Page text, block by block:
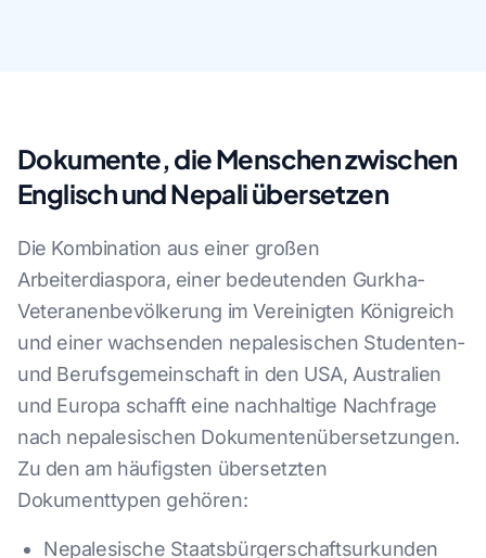
Dokumente, die Menschen zwischen
Englisch und Nepali übersetzen
Die Kombination aus einer großen
Arbeiterdiaspora, einer bedeutenden Gurkha-
Veteranenbevölkerung im Vereinigten Königreich
und einer wachsenden nepalesischen Studenten-
und Berufsgemeinschaft in den USA, Australien
und Europa schafft eine nachhaltige Nachfrage
nach nepalesischen Dokumentenübersetzungen.
Zu den am häufigsten übersetzten
Dokumenttypen gehören:
Nepalesische Staatsbürgerschaftsurkunden